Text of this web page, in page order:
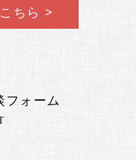
ちら >
フォーム